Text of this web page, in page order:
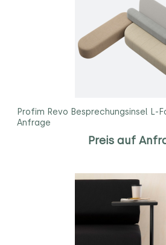
Profim Revo Besprechungsinsel L-
Anfrage
Preis auf